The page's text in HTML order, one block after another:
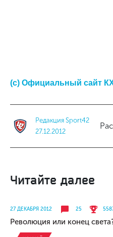
(c) Официальный сайт
Редакция Sport42
27.12.2012
Читайте далее
27 ДЕКАБРЯ 2012 25
Революция или конец